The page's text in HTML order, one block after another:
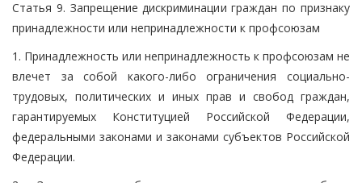
Статья 9. Запрещение дискриминации граждан по признаку
принадлежности или непринадлежности к профсоюзам
1. Принадлежность или непринадлежность к профсоюзам не
влечет за собой какого-либо ограничения социально-
трудовых, политических и иных прав и свобод граждан,
гарантируемых Конституцией Российской Федерации,
федеральными законами и законами субъектов Российской
Федерации.